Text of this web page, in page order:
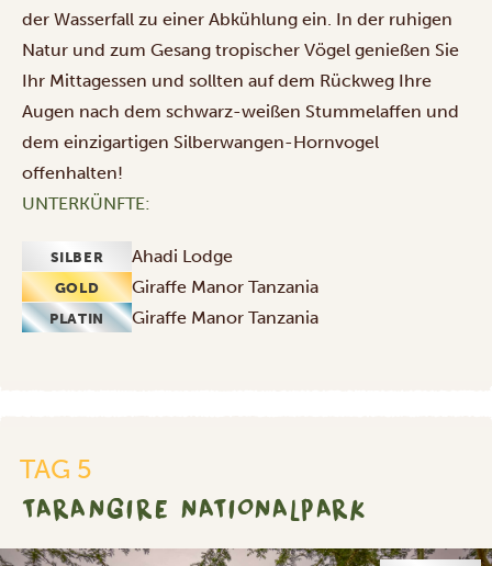
der Wasserfall zu einer Abkühlung ein. In der ruhigen
Natur und zum Gesang tropischer Vögel genießen Sie
Ihr Mittagessen und sollten auf dem Rückweg Ihre
Augen nach dem schwarz-weißen Stummelaffen und
dem einzigartigen Silberwangen-Hornvogel
offenhalten!
UNTERKÜNFTE:
SILBER Ahadi Lodge
GOLD Giraffe Manor Tanzania
PLATIN Giraffe Manor Tanzania
TAG 5
TARANGIRE NATIONALPARK